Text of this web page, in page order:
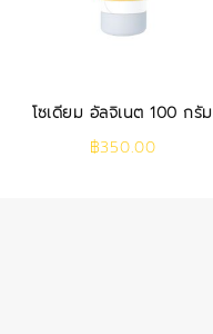
โซเดียม อัลจิเนต 100 กรัม
฿350.00